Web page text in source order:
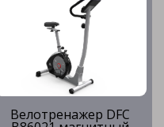
Велотренажер DFC